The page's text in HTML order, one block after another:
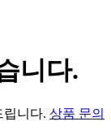
니다.
립니다. 상품 문의